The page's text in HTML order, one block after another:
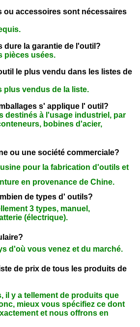
ou accessoires sont nécessaires
dure la garantie de l'outil?
pièces usées.
le plus vendu dans les listes de
plus vendus de la liste.
s' applique l' outil?
destinés à l'usage industriel, par
bobines d'acier,
ou une société commerciale?
pour la fabrication d'outils et
en provenance de Chine.
de types d' outils?
3 types, manuel,
(électrique).
d'où vous venez et du marché.
de prix de tous les produits de
il y a tellement de produits que
mieux vous spécifiez ce dont
et nous offrons en